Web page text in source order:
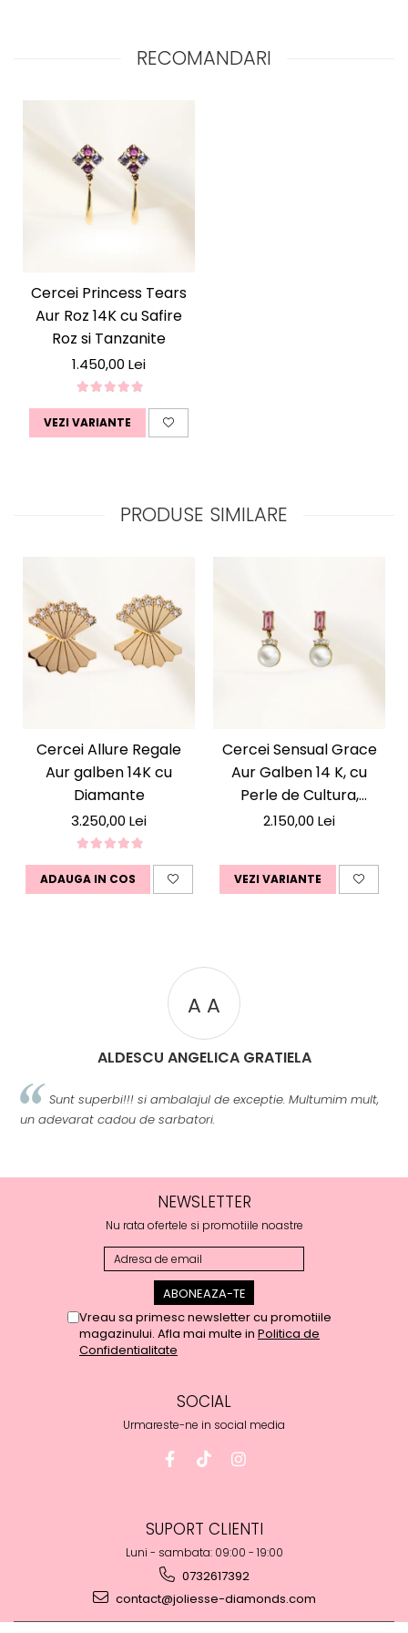
RECOMANDARI
Cercei Princess Tears
Aur Roz 14K cu Safire
Roz si Tanzanite
1.450,00 Lei
VEZI VARIANTE
PRODUSE SIMILARE
Cercei Allure Regale
Aur galben 14K cu
Diamante
3.250,00 Lei
ADAUGA IN COS
Cercei Sensual Grace
Aur Galben 14 K, cu
Perle de Cultura,
Diamante si Safire Roz
2.150,00 Lei
VEZI VARIANTE
A A
ALDESCU ANGELICA GRATIELA
Sunt superbi!!! si ambalajul de exceptie. Multumim mult,
un adevarat cadou de sarbatori.
NEWSLETTER
Nu rata ofertele si promotiile noastre
Vreau sa primesc newsletter cu promotiile
magazinului. Afla mai multe in Politica de
Confidentialitate
SOCIAL
Urmareste-ne in social media
SUPORT CLIENTI
Luni - sambata: 09:00 - 19:00
0732617392
contact@joliesse-diamonds.com